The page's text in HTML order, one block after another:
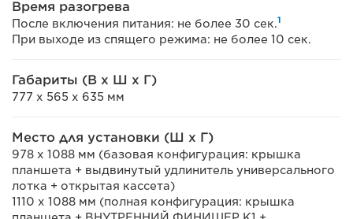
Время разогрева
После включения питания: не более 30 сек.1
При выходе из спящего режима: не более 10 сек.
Габариты (В x Ш x Г)
777 x 565 x 635 мм
Место для установки (Ш x Г)
978 x 1088 мм (базовая конфигурация: крышка
планшета + выдвинутый удлинитель универсального
лотка + открытая кассета)
1110 x 1088 мм (полная конфигурация: крышка